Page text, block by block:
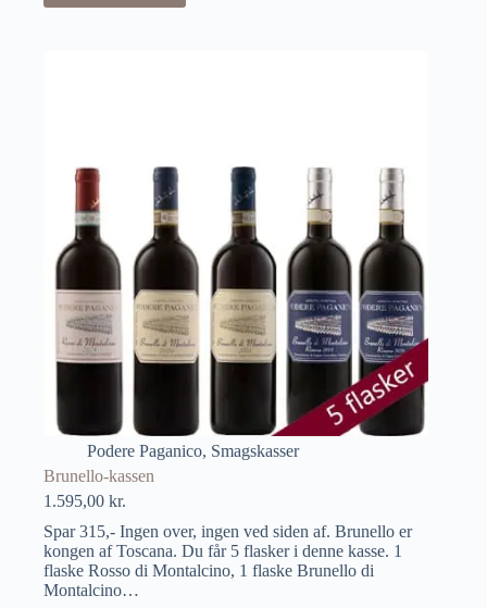
Podere Paganico, Smagskasser
Brunello-kassen
1.595,00 kr.
Spar 315,- Ingen over, ingen ved siden af. Brunello er
kongen af Toscana. Du får 5 flasker i denne kasse. 1
flaske Rosso di Montalcino, 1 flaske Brunello di
Montalcino…